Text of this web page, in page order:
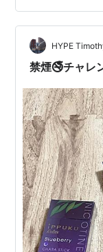
HYPE
禁煙🚭チャレ